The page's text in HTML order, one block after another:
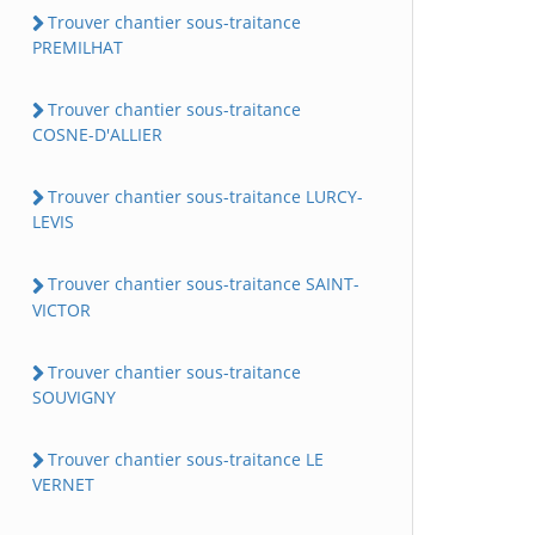
Trouver chantier sous-traitance
PREMILHAT
Trouver chantier sous-traitance
COSNE-D'ALLIER
Trouver chantier sous-traitance LURCY-
LEVIS
Trouver chantier sous-traitance SAINT-
VICTOR
Trouver chantier sous-traitance
SOUVIGNY
Trouver chantier sous-traitance LE
VERNET